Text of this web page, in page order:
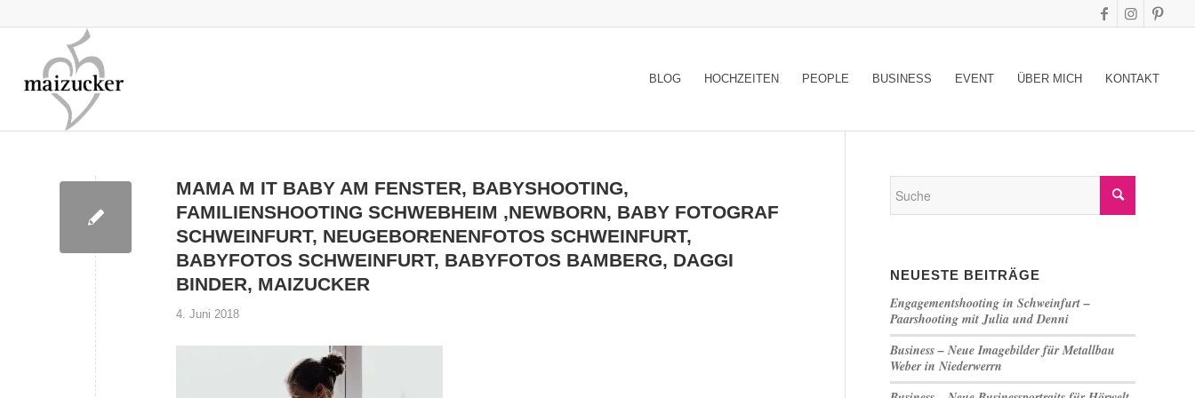
BLOG HOCHZEITEN PEOPLE BUSINESS EVENT ÜBER MICH KONTAKT
MAMA M IT BABY AM FENSTER, BABYSHOOTING,
FAMILIENSHOOTING SCHWEBHEIM ,NEWBORN, BABY FOTOGRAF
SCHWEINFURT, NEUGEBORENENFOTOS SCHWEINFURT,
BABYFOTOS SCHWEINFURT, BABYFOTOS BAMBERG, DAGGI
BINDER, MAIZUCKER
4. Juni 2018
NEUESTE BEITRÄGE
Engagementshooting in Schweinfurt –
Paarshooting mit Julia und Denni
Business – Neue Imagebilder für Metallbau
Weber in Niederwerrn